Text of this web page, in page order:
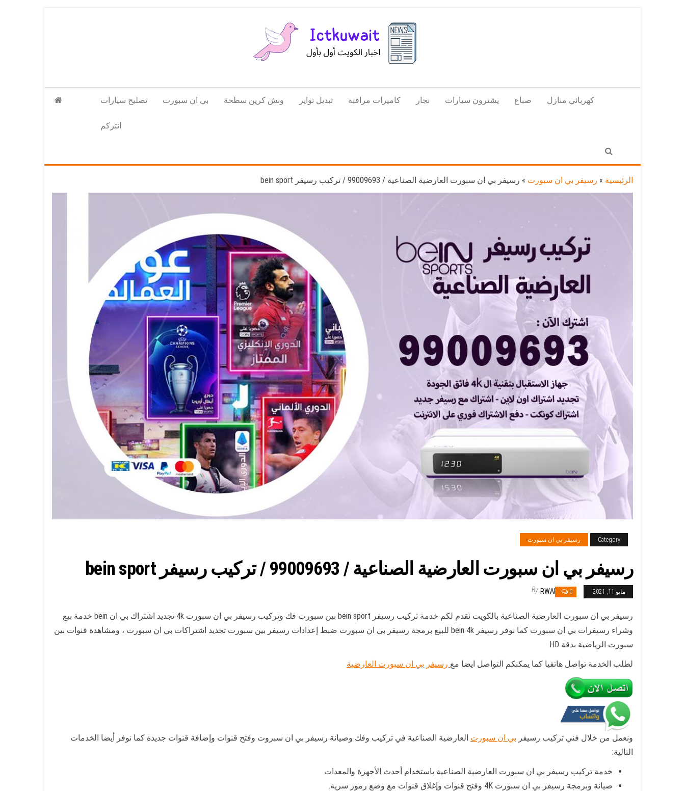
الكويت
تكنولوجيا
المعلومات
تصليح سيارات بي ان سبورت ونش كرين سطحة تبديل تواير كاميرات مراقبة نجار يشترون سيارات صباغ كهربائي منازل
انتركم
الرئيسية » رسيفر بي ان سبورت » رسيفر بي ان سبورت العارضية الصناعية / 99009693 / تركيب رسيفر bein sport
Category رسيفر بي ان سبورت
رسيفر بي ان سبورت العارضية الصناعية / 99009693 / تركيب رسيفر bein sport
مايو 11, 2021 0
By RWAN
رسيفر بي ان سبورت العارضية الصناعية بالكويت نقدم لكم خدمة تركيب رسيفر bein sport بين سبورت فك وتركيب رسيفر بي ان سبورت 4k تجديد اشتراك بي ان bein خدمة بيع
وشراء رسيفرات بي ان سبورت كما نوفر رسيفر bein 4k للبيع برمجة رسيفر بي ان سبورت ضبط إعدادات رسيفر بين سبورت تجديد اشتراكات بي ان سبورت ، ومشاهدة قنوات بين
سبورت الرياضية بدقة HD
لطلب الخدمة تواصل هاتفيا كما يمكنكم التواصل ايضا مع رسيفر بي ان سبورت العارضية
ونعمل من خلال فني تركيب رسيفر بي ان سبورت العارضية الصناعية في تركيب وفك وصيانة رسيفر بي ان سبروت وفتح قنوات وإضافة قنوات جديدة كما نوفر أيضا الخدمات
التالية:
خدمة تركيب رسيفر بي ان سبورت العارضية الصناعية باستخدام أحدث الأجهزة والمعدات
صيانة وبرمجة رسيفر بي ان سبورت 4K وفتح قنوات وإغلاق قنوات مع وضع رموز سرية.